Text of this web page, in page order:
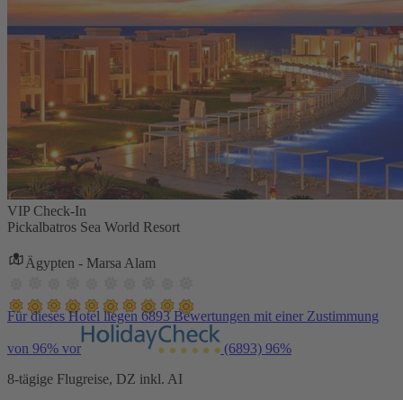
VIP Check-In
Pickalbatros Sea World Resort
Ägypten - Marsa Alam
Für dieses Hotel liegen 6893 Bewertungen mit einer Zustimmung
von 96% vor (6893) 96%
8-tägige Flugreise, DZ inkl. AI